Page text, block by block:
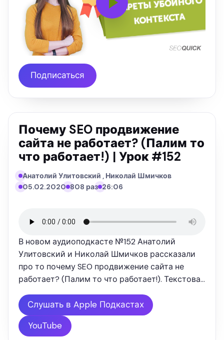
Подписаться
Почему SEO продвижение
сайта не работает? (Палим то
что работает!) | Урок #152
Анатолий Улитовский , Николай Шмичков
05.02.2020 808 раз 26:06
В новом аудиоподкасте №152 Анатолий
Улитовский и Николай Шмичков рассказали
про то почему SEO продвижение сайта не
работает? (Палим то что работает!). Текстовая
бытует мнение, что СЕО не работает и не дает
каких-либо результатов. Есть …
Слушать в Apple Подкастах
YouTube